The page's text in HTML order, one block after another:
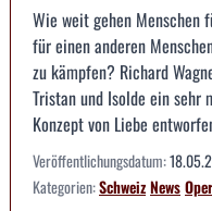
Wie weit gehen Menschen
für einen anderen
zu kämpfen? Richard
Tristan und Isolde ein sehr
Konzept von Liebe
Veröffentlichungsdatum:
Kategorien:SchweizNewsOper